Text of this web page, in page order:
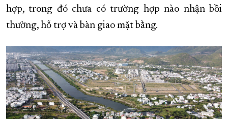
hợp, trong đó chưa có trường hợp nào nhận bồi
thường, hỗ trợ và bàn giao mặt bằng.